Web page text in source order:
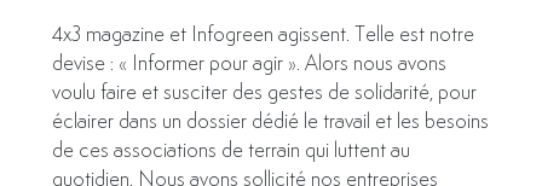
4x3 magazine et Infogreen agissent. Telle est notre
devise : « Informer pour agir ». Alors nous avons
voulu faire et susciter des gestes de solidarité, pour
éclairer dans un dossier dédié le travail et les besoins
de ces associations de terrain qui luttent au
quotidien. Nous avons sollicité nos entreprises